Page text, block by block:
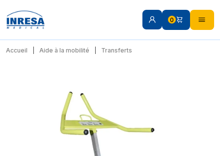
0
Accueil Aide à la mobilité Transferts